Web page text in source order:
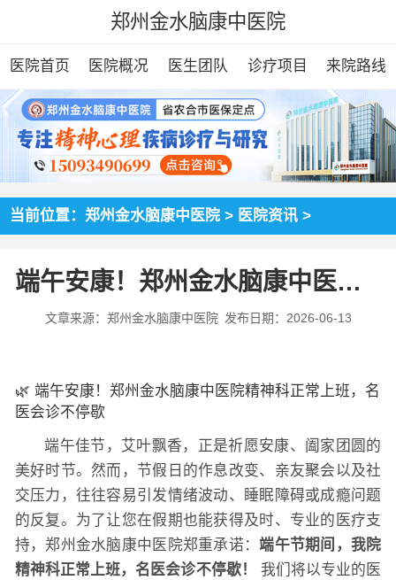
郑州金水脑康中医院
医院首页 医院概况 医生团队 诊疗项目 来院路线
当前位置：郑州金水脑康中医院 > 医院资讯 >
端午安康！郑州金水脑康中医院精神科正常上班，名医会诊不停歇
文章来源：郑州金水脑康中医院 发布日期：2026-06-13
🌿 端午安康！郑州金水脑康中医院精神科正常上班，名
医会诊不停歇
端午佳节，艾叶飘香，正是祈愿安康、阖家团圆的
美好时节。然而，节假日的作息改变、亲友聚会以及社
交压力，往往容易引发情绪波动、睡眠障碍或成瘾问题
的反复。为了让您在假期也能获得及时、专业的医疗支
持，郑州金水脑康中医院郑重承诺：端午节期间，我院
精神科正常上班，名医会诊不停歇！
我们将以专业的医